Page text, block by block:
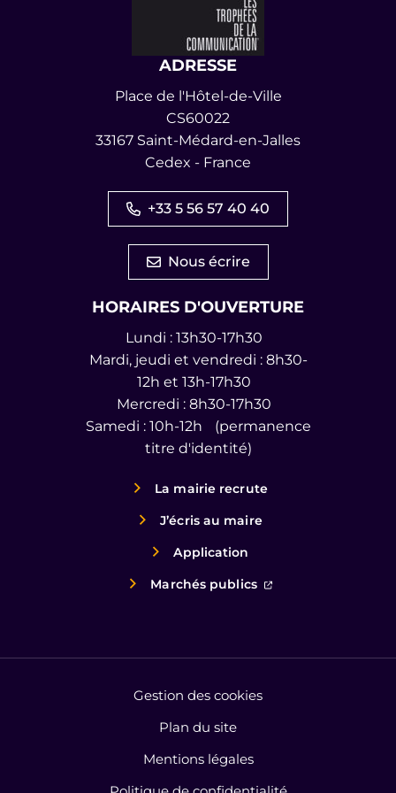
ADRESSE
Place de l'Hôtel-de-Ville
CS60022
33167 Saint-Médard-en-Jalles
Cedex - France
+33 5 56 57 40 40
Nous écrire
HORAIRES D'OUVERTURE
Lundi : 13h30-17h30
Mardi, jeudi et vendredi : 8h30-
12h et 13h-17h30
Mercredi : 8h30-17h30
Samedi : 10h-12h (permanence
titre d'identité)
La mairie recrute
J’écris au maire
Application
Marchés publics
(ouverture dans
Gestion des cookies
Plan du site
Mentions légales